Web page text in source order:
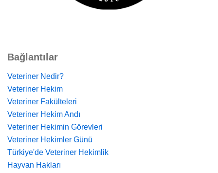
Bağlantılar
Veteriner Nedir?
Veteriner Hekim
Veteriner Fakülteleri
Veteriner Hekim Andı
Veteriner Hekimin Görevleri
Veteriner Hekimler Günü
Türkiye'de Veteriner Hekimlik
Hayvan Hakları